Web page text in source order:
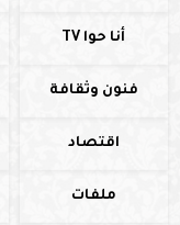
أنا حوا TV
فنون وثقافة
اقتصاد
ملفات